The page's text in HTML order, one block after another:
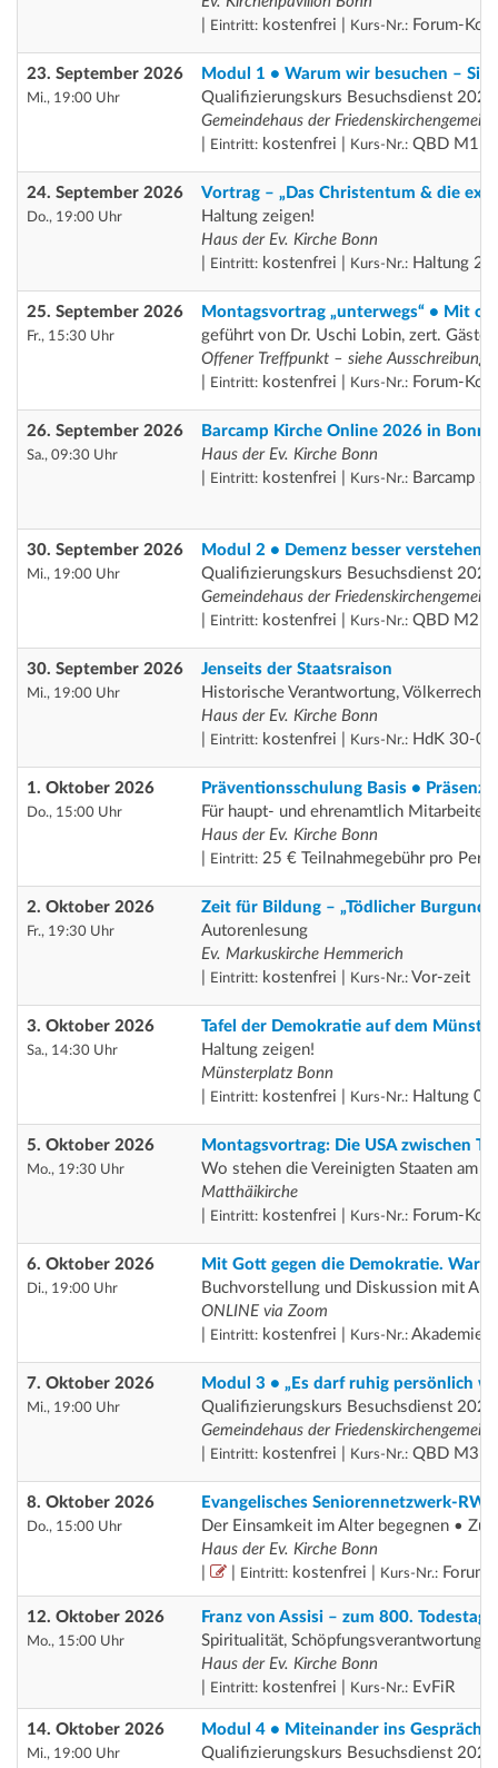
Eintritt: kostenfrei | Kurs-Nr.: Forum-
23. September 2026
Mi., 19:00 Uhr
Modul 1 • Warum wir besuchen –
Qualifizierungskurs Besuchsdienst 2026
Gemeindehaus der
Eintritt: kostenfrei | Kurs-Nr.: QBD M1
24. September 2026
Do., 19:00 Uhr
Vortrag – „Das Christentum & die
Haltung zeigen!
Haus der Ev. Kirche Bonn
Eintritt: kostenfrei | Kurs-Nr.: Haltung
25. September 2026
Fr., 15:30 Uhr
Montagsvortrag „unterwegs“ • Mit
geführt von Dr. Uschi Lobin, zert.
Offener Treffpunkt – siehe Ausschreibung
Eintritt: kostenfrei | Kurs-Nr.: Forum-
26. September 2026
Sa., 09:30 Uhr
Barcamp Kirche Online 2026 in Bonn
Haus der Ev. Kirche Bonn
Eintritt: kostenfrei | Kurs-Nr.: Barcamp
30. September 2026
Mi., 19:00 Uhr
Modul 2 • Demenz besser
Qualifizierungskurs Besuchsdienst 2026
Gemeindehaus der
Eintritt: kostenfrei | Kurs-Nr.: QBD M2
30. September 2026
Mi., 19:00 Uhr
Jenseits der Staatsraison
Historische Verantwortung, Völkerrecht
Haus der Ev. Kirche Bonn
Eintritt: kostenfrei | Kurs-Nr.: HdK 30-
1. Oktober 2026
Do., 15:00 Uhr
Präventionsschulung Basis • Präsenz
Für haupt- und ehrenamtlich
Haus der Ev. Kirche Bonn
Eintritt: 25 € Teilnahmegebühr pro
2. Oktober 2026
Fr., 19:30 Uhr
Zeit für Bildung – „Tödlicher
Autorenlesung
Ev. Markuskirche Hemmerich
Eintritt: kostenfrei | Kurs-Nr.: Vor-zeit
3. Oktober 2026
Sa., 14:30 Uhr
Tafel der Demokratie auf dem
Haltung zeigen!
Münsterplatz Bonn
Eintritt: kostenfrei | Kurs-Nr.: Haltung
5. Oktober 2026
Mo., 19:30 Uhr
Montagsvortrag: Die USA zwischen
Wo stehen die Vereinigten Staaten am
Matthäikirche
Eintritt: kostenfrei | Kurs-Nr.: Forum-
6. Oktober 2026
Di., 19:00 Uhr
Mit Gott gegen die Demokratie.
Buchvorstellung und Diskussion mit
ONLINE via Zoom
Eintritt: kostenfrei | Kurs-Nr.: Akademie
7. Oktober 2026
Mi., 19:00 Uhr
Modul 3 • „Es darf ruhig persönlich
Qualifizierungskurs Besuchsdienst 2026
Gemeindehaus der
Eintritt: kostenfrei | Kurs-Nr.: QBD M3
8. Oktober 2026
Do., 15:00 Uhr
Evangelisches Seniorennetzwerk-RWL
Der Einsamkeit im Alter begegnen •
Haus der Ev. Kirche Bonn
Eintritt: kostenfrei | Kurs-Nr.: Forum
12. Oktober 2026
Mo., 15:00 Uhr
Franz von Assisi – zum 800. Todestag
Spiritualität, Schöpfungsverantwortung
Haus der Ev. Kirche Bonn
Eintritt: kostenfrei | Kurs-Nr.: EvFiR
14. Oktober 2026
Mi., 19:00 Uhr
Modul 4 • Miteinander ins Gespräch
Qualifizierungskurs Besuchsdienst 2026